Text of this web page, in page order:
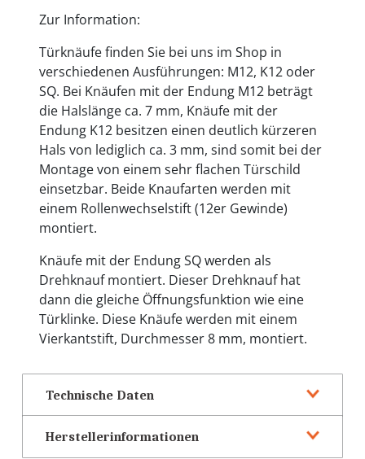
Zur Information:
Türknäufe finden Sie bei uns im Shop in
verschiedenen Ausführungen: M12, K12 oder
SQ. Bei Knäufen mit der Endung M12 beträgt
die Halslänge ca. 7 mm, Knäufe mit der
Endung K12 besitzen einen deutlich kürzeren
Hals von lediglich ca. 3 mm, sind somit bei der
Montage von einem sehr flachen Türschild
einsetzbar. Beide Knaufarten werden mit
einem Rollenwechselstift (12er Gewinde)
montiert.
Knäufe mit der Endung SQ werden als
Drehknauf montiert. Dieser Drehknauf hat
dann die gleiche Öffnungsfunktion wie eine
Türklinke. Diese Knäufe werden mit einem
Vierkantstift, Durchmesser 8 mm, montiert.
Technische Daten
Herstellerinformationen